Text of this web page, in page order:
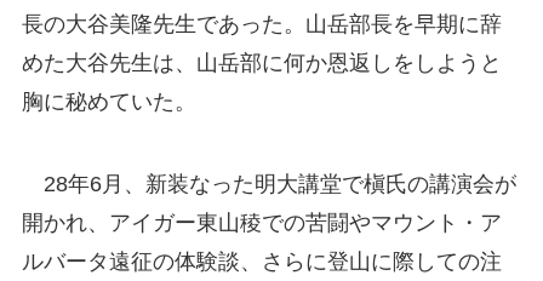
長の大谷美隆先生であった。山岳部長を早期に辞
めた大谷先生は、山岳部に何か恩返しをしようと
胸に秘めていた。
28年6月、新装なった明大講堂で槇氏の講演会が
開かれ、アイガー東山稜での苦闘やマウント・ア
ルバータ遠征の体験談、さらに登山に際しての注